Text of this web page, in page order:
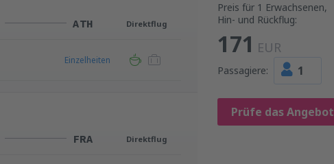
Preis für 1 Erwachsenen,
Hin- und Rückflug:
171 EUR
Passagiere: 1
Prüfe das Angebot
ATH Direktflug
Einzelheiten
FRA Direktflug